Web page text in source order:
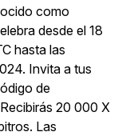
como
desde el 18
hasta las
Invita a tus
de
20 000 X
Las